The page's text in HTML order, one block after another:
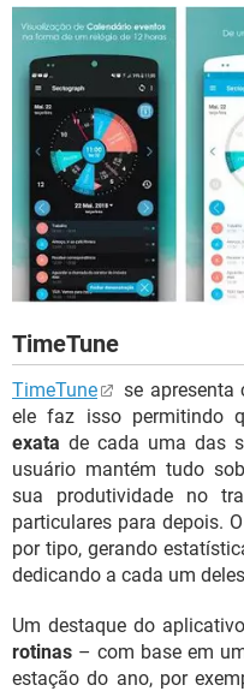
TimeTune
TimeTune
se
ele faz isso permitindo
exata de cada uma das
usuário mantém tudo
sua produtividade no
particulares para depois.
por tipo, gerando
dedicando a cada um
Um destaque do
rotinas – com base em
estação do ano, por